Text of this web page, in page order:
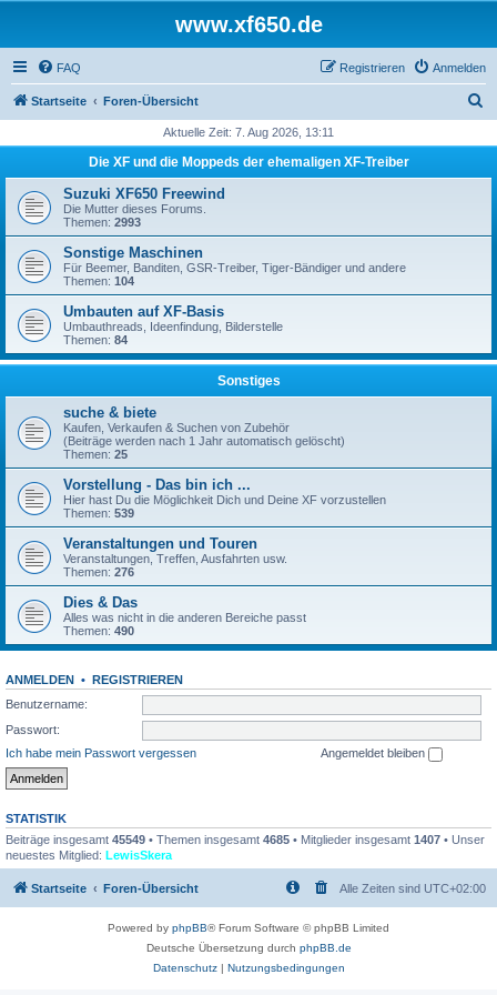
www.xf650.de
FAQ Anmelden
Registrieren
Startseite Foren-Übersicht
h
Aktuelle Zeit: 7. Aug 2026, 13:11
Die XF und die Moppeds der ehemaligen XF-Treiber
Suzuki XF650 Freewind
Die Mutter dieses Forums.
Themen: 2993
Sonstige Maschinen
Für Beemer, Banditen, GSR-Treiber, Tiger-Bändiger und andere
Themen: 104
Umbauten auf XF-Basis
Umbauthreads, Ideenfindung, Bilderstelle
Themen: 84
Sonstiges
suche & biete
Kaufen, Verkaufen & Suchen von Zubehör
(Beiträge werden nach 1 Jahr automatisch gelöscht)
Themen: 25
Vorstellung - Das bin ich ...
Hier hast Du die Möglichkeit Dich und Deine XF vorzustellen
Themen: 539
Veranstaltungen und Touren
Veranstaltungen, Treffen, Ausfahrten usw.
Themen: 276
Dies & Das
Alles was nicht in die anderen Bereiche passt
Themen: 490
ANMELDEN • REGISTRIEREN
Benutzername:
Passwort:
Ich habe mein Passwort vergessen
Angemeldet bleiben
STATISTIK
Beiträge insgesamt 45549 • Themen insgesamt 4685 • Mitglieder insgesamt 1407 • Unser
neuestes Mitglied: LewisSkera
Startseite Foren-Übersicht Alle Zeiten sind UTC+02:00
Powered by phpBB® Forum Software © phpBB Limited
Deutsche Übersetzung durch phpBB.de
Datenschutz| Nutzungsbedingungen